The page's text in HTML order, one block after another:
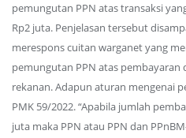
pemungutan PPN atas transaksi
Rp2 juta. Penjelasan tersebut
merespons cuitan warganet yang
pemungutan PPN atas
rekanan. Adapun aturan mengenai
PMK 59/2022. “Apabila jumlah
juta maka PPN atau PPN dan